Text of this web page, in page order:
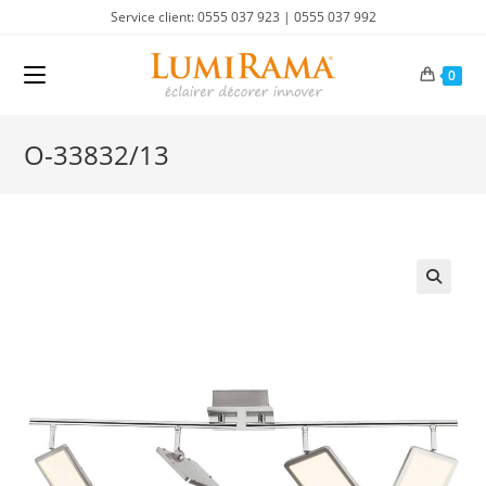
content
Service client: 0555 037 923 | 0555 037 992
0
O-33832/13